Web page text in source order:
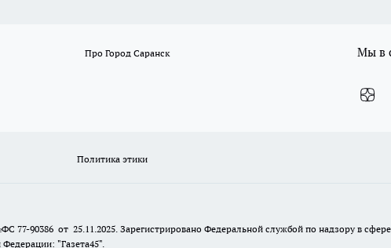
Про Город Саранск Мы в
Политика этики
77-90386 от 25.11.2025. Зарегистрировано Федеральной службой по надзору в
"Газета45".